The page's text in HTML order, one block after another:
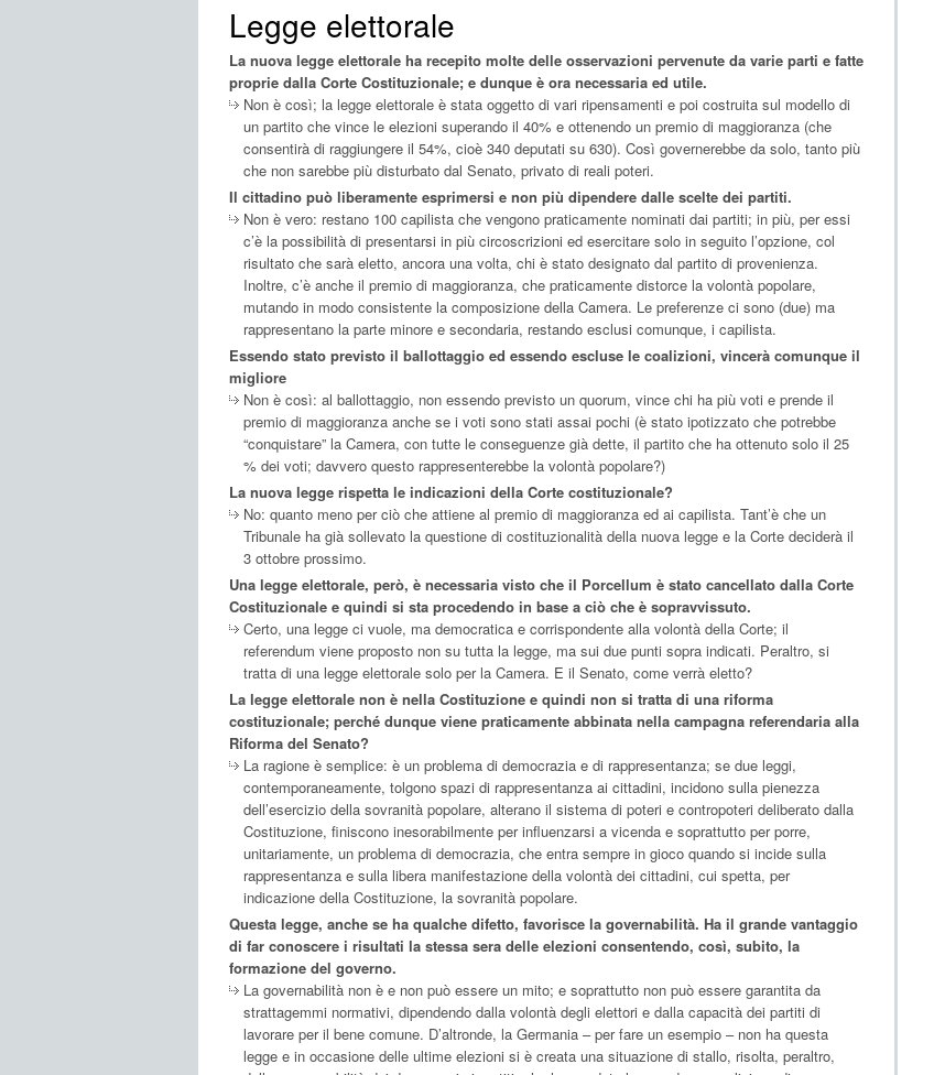
Legge elettorale
La nuova legge elettorale ha recepito molte delle osservazioni pervenute da varie parti e fatte
proprie dalla Corte Costituzionale; e dunque è ora necessaria ed utile.
Non è così; la legge elettorale è stata oggetto di vari ripensamenti e poi costruita sul modello di
un partito che vince le elezioni superando il 40% e ottenendo un premio di maggioranza (che
consentirà di raggiungere il 54%, cioè 340 deputati su 630). Così governerebbe da solo, tanto più
che non sarebbe più disturbato dal Senato, privato di reali poteri.
Il cittadino può liberamente esprimersi e non più dipendere dalle scelte dei partiti.
Non è vero: restano 100 capilista che vengono praticamente nominati dai partiti; in più, per essi
c’è la possibilità di presentarsi in più circoscrizioni ed esercitare solo in seguito l’opzione, col
risultato che sarà eletto, ancora una volta, chi è stato designato dal partito di provenienza.
Inoltre, c’è anche il premio di maggioranza, che praticamente distorce la volontà popolare,
mutando in modo consistente la composizione della Camera. Le preferenze ci sono (due) ma
rappresentano la parte minore e secondaria, restando esclusi comunque, i capilista.
Essendo stato previsto il ballottaggio ed essendo escluse le coalizioni, vincerà comunque il
migliore
Non è così: al ballottaggio, non essendo previsto un quorum, vince chi ha più voti e prende il
premio di maggioranza anche se i voti sono stati assai pochi (è stato ipotizzato che potrebbe
“conquistare” la Camera, con tutte le conseguenze già dette, il partito che ha ottenuto solo il 25
% dei voti; davvero questo rappresenterebbe la volontà popolare?)
La nuova legge rispetta le indicazioni della Corte costituzionale?
No: quanto meno per ciò che attiene al premio di maggioranza ed ai capilista. Tant’è che un
Tribunale ha già sollevato la questione di costituzionalità della nuova legge e la Corte deciderà il
3 ottobre prossimo.
Una legge elettorale, però, è necessaria visto che il Porcellum è stato cancellato dalla Corte
Costituzionale e quindi si sta procedendo in base a ciò che è sopravvissuto.
Certo, una legge ci vuole, ma democratica e corrispondente alla volontà della Corte; il
referendum viene proposto non su tutta la legge, ma sui due punti sopra indicati. Peraltro, si
tratta di una legge elettorale solo per la Camera. E il Senato, come verrà eletto?
La legge elettorale non è nella Costituzione e quindi non si tratta di una riforma
costituzionale; perché dunque viene praticamente abbinata nella campagna referendaria alla
Riforma del Senato?
La ragione è semplice: è un problema di democrazia e di rappresentanza; se due leggi,
contemporaneamente, tolgono spazi di rappresentanza ai cittadini, incidono sulla pienezza
dell’esercizio della sovranità popolare, alterano il sistema di poteri e contropoteri deliberato dalla
Costituzione, finiscono inesorabilmente per influenzarsi a vicenda e soprattutto per porre,
unitariamente, un problema di democrazia, che entra sempre in gioco quando si incide sulla
rappresentanza e sulla libera manifestazione della volontà dei cittadini, cui spetta, per
indicazione della Costituzione, la sovranità popolare.
Questa legge, anche se ha qualche difetto, favorisce la governabilità. Ha il grande vantaggio
di far conoscere i risultati la stessa sera delle elezioni consentendo, così, subito, la
formazione del governo.
La governabilità non è e non può essere un mito; e soprattutto non può essere garantita da
strattagemmi normativi, dipendendo dalla volontà degli elettori e dalla capacità dei partiti di
lavorare per il bene comune. D’altronde, la Germania – per fare un esempio – non ha questa
legge e in occasione delle ultime elezioni si è creata una situazione di stallo, risolta, peraltro,